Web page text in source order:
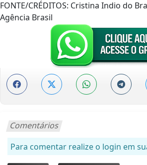
FONTE/CRÉDITOS: Cristina Indio do
Agência Brasil
Comentários
Para comentar realize o login em